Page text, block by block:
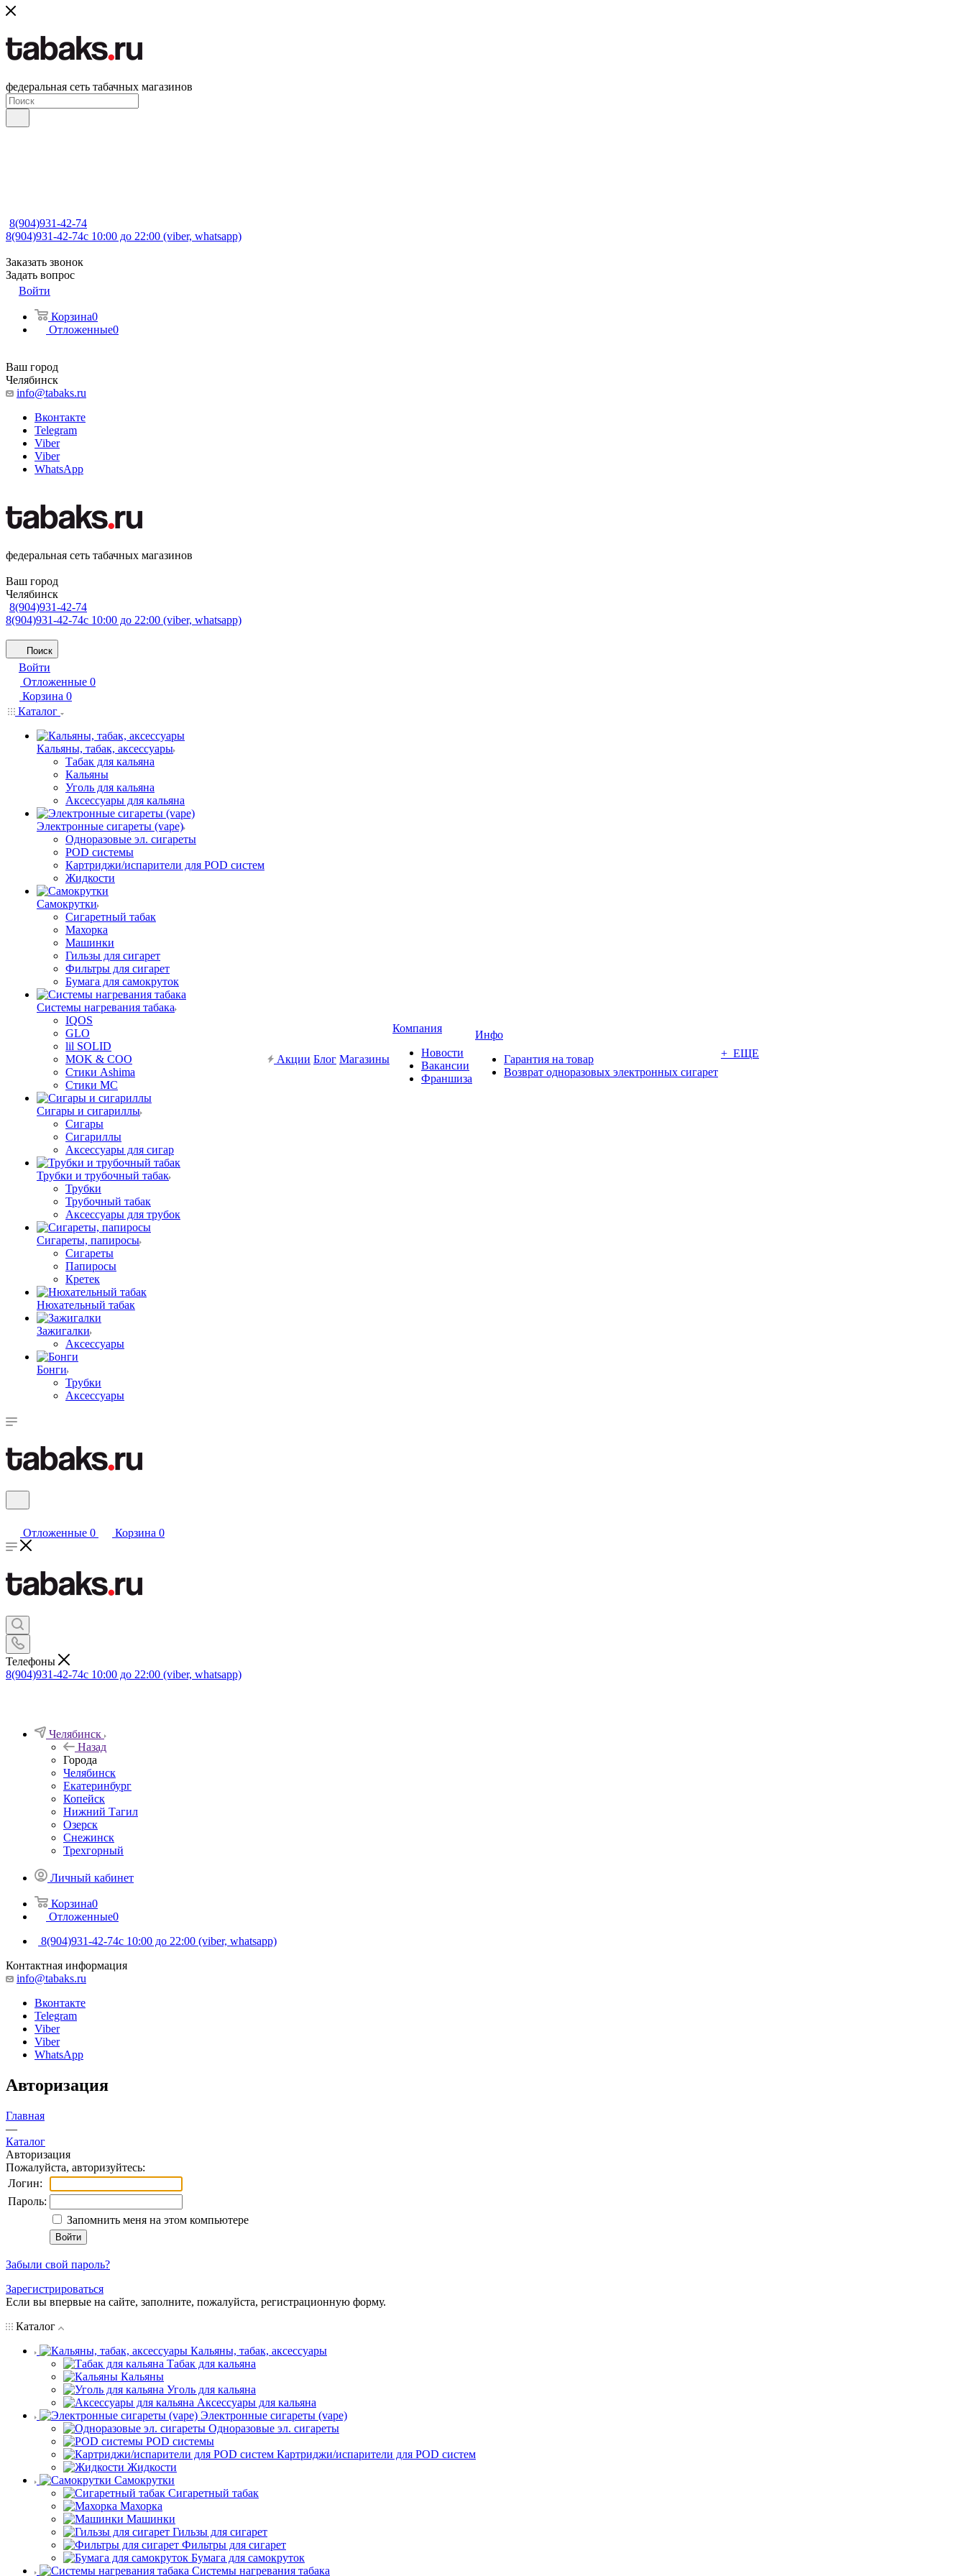
федеральная сеть табачных магазинов
8(904)931-42-74
8(904)931-42-74с 10:00 до 22:00 (viber, whatsapp)
Заказать звонок
Задать вопрос
Войти
Корзина0
Отложенные0
Ваш город
Челябинск
info@tabaks.ru
Вконтакте
Telegram
Viber
Viber
WhatsApp
федеральная сеть табачных магазинов
Ваш город
Челябинск
8(904)931-42-74
8(904)931-42-74с 10:00 до 22:00 (viber, whatsapp)
Поиск
Войти
Отложенные 0
Корзина 0
Каталог
Кальяны, табак, аксессуары
Табак для кальяна
Кальяны
Уголь для кальяна
Аксессуары для кальяна
Электронные сигареты (vape)
Одноразовые эл. сигареты
POD системы
Картриджи/испарители для POD систем
Жидкости
Самокрутки
Сигаретный табак
Махорка
Машинки
Гильзы для сигарет
Фильтры для сигарет
Бумага для самокруток
Системы нагревания табака
IQOS
GLO
lil SOLID
MOK & COO
Стики Ashima
Стики MC
Сигары и сигариллы
Сигары
Сигариллы
Аксессуары для сигар
Трубки и трубочный табак
Трубки
Трубочный табак
Аксессуары для трубок
Сигареты, папиросы
Сигареты
Папиросы
Кретек
Нюхательный табак
Зажигалки
Аксессуары
Бонги
Трубки
Аксессуары
Акции Блог Магазины
Компания
Новости
Вакансии
Франшиза
Инфо
Гарантия на товар
Возврат одноразовых электронных сигарет
+ ЕЩЕ
Отложенные 0 Корзина 0
Телефоны
8(904)931-42-74с 10:00 до 22:00 (viber, whatsapp)
Челябинск
Назад
Города
Челябинск
Екатеринбург
Копейск
Нижний Тагил
Озерск
Снежинск
Трехгорный
Личный кабинет
Корзина0
Отложенные0
8(904)931-42-74с 10:00 до 22:00 (viber, whatsapp)
Контактная информация
info@tabaks.ru
Вконтакте
Telegram
Viber
Viber
WhatsApp
Авторизация
Главная
—
Каталог
Авторизация
Пожалуйста, авторизуйтесь:
Логин:
Пароль:
Запомнить меня на этом компьютере
Забыли свой пароль?
Зарегистрироваться
Если вы впервые на сайте, заполните, пожалуйста, регистрационную форму.
Каталог
Кальяны, табак, аксессуары
Табак для кальяна
Кальяны
Уголь для кальяна
Аксессуары для кальяна
Электронные сигареты (vape)
Одноразовые эл. сигареты
POD системы
Картриджи/испарители для POD систем
Жидкости
Самокрутки
Сигаретный табак
Махорка
Машинки
Гильзы для сигарет
Фильтры для сигарет
Бумага для самокруток
Системы нагревания табака